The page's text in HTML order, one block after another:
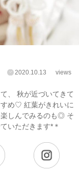
2020.10.13 views
、 秋が近づいてきて
め♡ 紅葉がきれいに
しんでみるのも◎ そ
いただきます*＊